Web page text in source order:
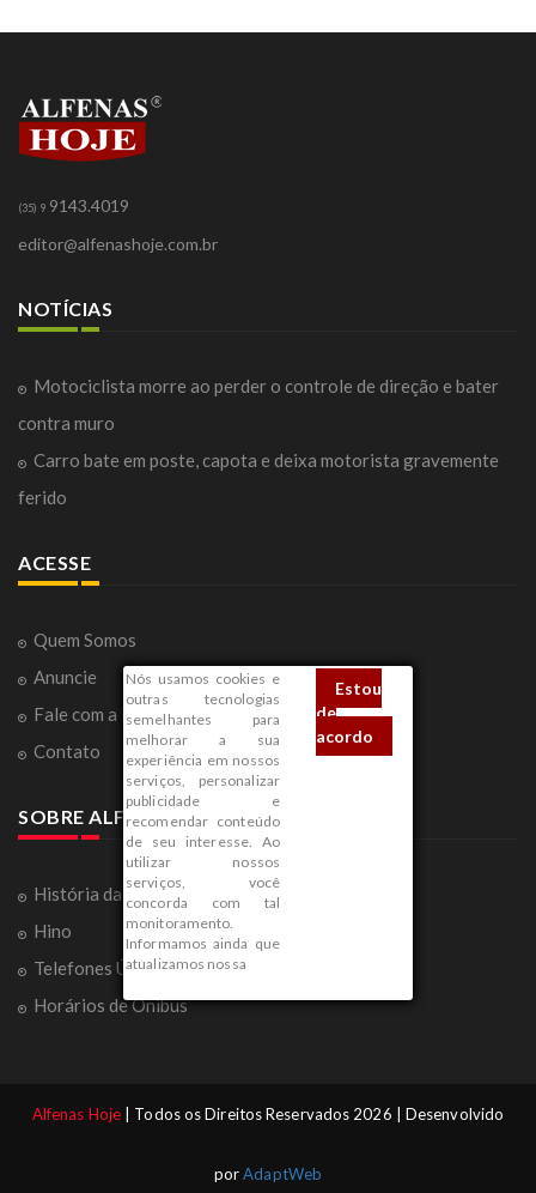
Nós usamos cookies e
outras tecnologias
semelhantes para
melhorar a sua
experiência em nossos
serviços, personalizar
publicidade e
recomendar conteúdo
de seu interesse. Ao
utilizar nossos
serviços, você
concorda com tal
monitoramento.
Informamos ainda que
atualizamos nossa
Estou
de
acordo
(35) 9 9143.4019
editor@alfenashoje.com.br
NOTÍCIAS
Motociclista morre ao perder o controle de direção e bater
contra muro
Carro bate em poste, capota e deixa motorista gravemente
ferido
ACESSE
Quem Somos
Anuncie
Fale com a Redação
Contato
SOBRE ALFENAS
História da Cidade
Hino
Telefones Úteis
Horários de Ônibus
Alfenas Hoje | Todos os Direitos Reservados 2026 | Desenvolvido
porAdaptWeb